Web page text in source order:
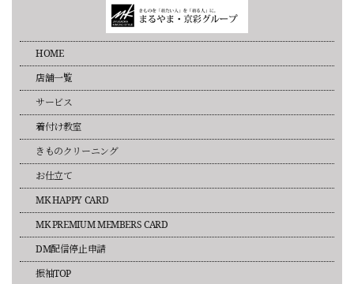
HOME
店舗一覧
サービス
着付け教室
きものクリーニング
お仕立て
MK HAPPY CARD
MK PREMIUM MEMBERS CARD
DM配信停止申請
振袖TOP